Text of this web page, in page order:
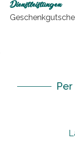
Dienstleistungen